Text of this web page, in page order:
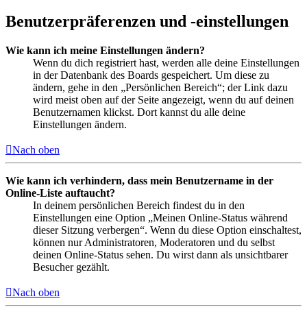
Benutzerpräferenzen und -einstellungen
Wie kann ich meine Einstellungen ändern?
Wenn du dich registriert hast, werden alle deine Einstellungen
in der Datenbank des Boards gespeichert. Um diese zu
ändern, gehe in den „Persönlichen Bereich“; der Link dazu
wird meist oben auf der Seite angezeigt, wenn du auf deinen
Benutzernamen klickst. Dort kannst du alle deine
Einstellungen ändern.
Nach oben
Wie kann ich verhindern, dass mein Benutzername in der
Online-Liste auftaucht?
In deinem persönlichen Bereich findest du in den
Einstellungen eine Option „Meinen Online-Status während
dieser Sitzung verbergen“. Wenn du diese Option einschaltest,
können nur Administratoren, Moderatoren und du selbst
deinen Online-Status sehen. Du wirst dann als unsichtbarer
Besucher gezählt.
Nach oben